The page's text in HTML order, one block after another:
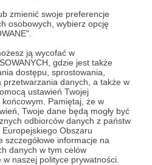
zmienić swoje preferencje
osobowych, wybierz opcję
ją wycofać w
gdzie jest także
dostępu, sprostowania,
przetwarzania danych, a także w
ustawień Twojej
Pamiętaj, że w
Twoje dane będą mogły być
odbiorców danych z państw
Obszaru
szczegółowe informacje na
danych w tym celów
naszej polityce prywatności.
Patronów!
AutoraMartinnjuż teraz!
Patronem